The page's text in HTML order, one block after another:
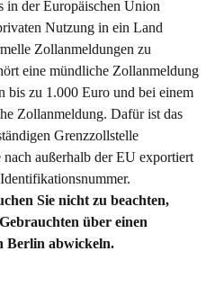
in der Europäischen Union
Nutzung in ein Land
Zollanmeldungen zu
eine mündliche Zollanmeldung
bis zu 1.000 Euro und bei einem
Zollanmeldung. Dafür ist das
Grenzzollstelle
nach außerhalb der EU exportiert
Sie nicht zu beachten,
über einen
Berlin abwickeln.